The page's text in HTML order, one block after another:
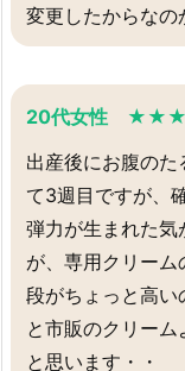
変更したからなの
20代女性
出産後にお腹の
て3週目ですが、
弾力が生まれた気
が、専用クリー
段がちょっと高い
と市販のクリー
と思います・・